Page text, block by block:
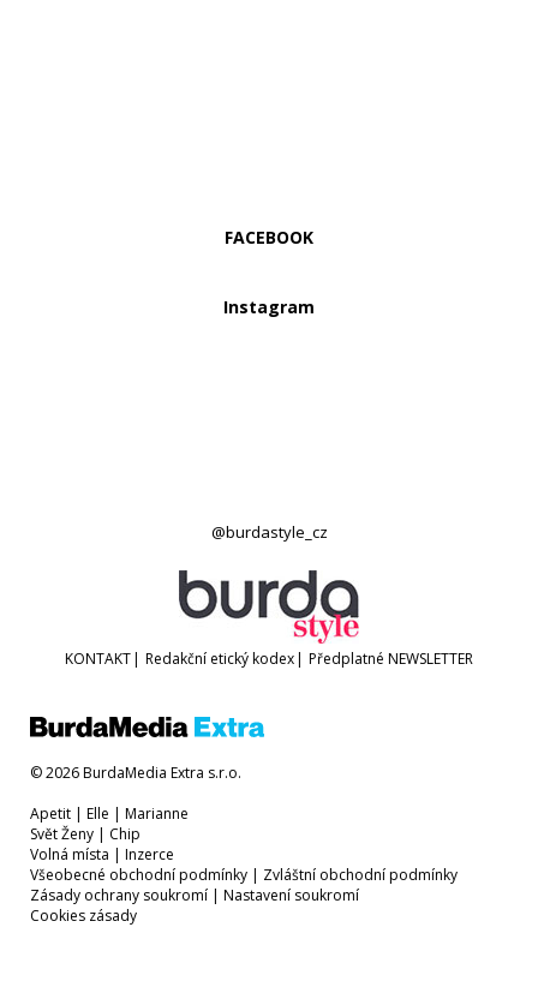
FACEBOOK
Instagram
@burdastyle_cz
KONTAKT| Redakční etický kodex| Předplatné NEWSLETTER
© 2026 BurdaMedia Extra s.r.o.
Apetit | Elle | Marianne
Svět Ženy | Chip
Volná místa | Inzerce
Všeobecné obchodní podmínky | Zvláštní obchodní podmínky
Zásady ochrany soukromí | Nastavení soukromí
Cookies zásady